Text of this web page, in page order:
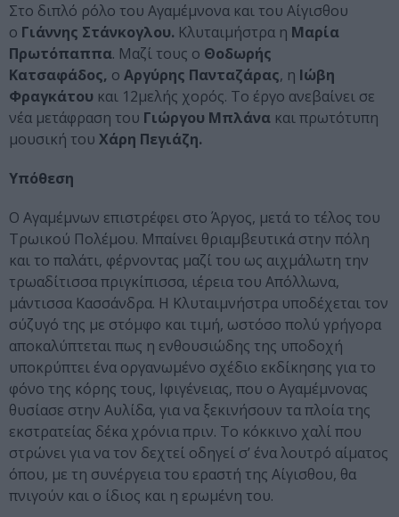
Στο διπλό ρόλο του Αγαμέμνονα και του Αίγισθου
ο Γιάννης Στάνκογλου. Κλυταιμήστρα η Μαρία
Πρωτόπαππα. Μαζί τους ο Θοδωρής
Κατσαφάδος, ο Αργύρης Πανταζάρας, η Ιώβη
Φραγκάτου και 12μελής χορός. Το έργο ανεβαίνει σε
νέα μετάφραση του Γιώργου Μπλάνα και πρωτότυπη
μουσική του Χάρη Πεγιάζη.
Υπόθεση
Ο Αγαμέμνων επιστρέφει στο Άργος, μετά το τέλος του
Τρωικού Πολέμου. Μπαίνει θριαμβευτικά στην πόλη
και το παλάτι, φέρνοντας μαζί του ως αιχμάλωτη την
τρωαδίτισσα πριγκίπισσα, ιέρεια του Απόλλωνα,
μάντισσα Κασσάνδρα. Η Κλυταιμνήστρα υποδέχεται τον
σύζυγό της με στόμφο και τιμή, ωστόσο πολύ γρήγορα
αποκαλύπτεται πως η ενθουσιώδης της υποδοχή
υποκρύπτει ένα οργανωμένο σχέδιο εκδίκησης για το
φόνο της κόρης τους, Ιφιγένειας, που ο Αγαμέμνονας
θυσίασε στην Αυλίδα, για να ξεκινήσουν τα πλοία της
εκστρατείας δέκα χρόνια πριν. Το κόκκινο χαλί που
στρώνει για να τον δεχτεί οδηγεί σ’ ένα λουτρό αίματος
όπου, με τη συνέργεια του εραστή της Αίγισθου, θα
πνιγούν και ο ίδιος και η ερωμένη του.